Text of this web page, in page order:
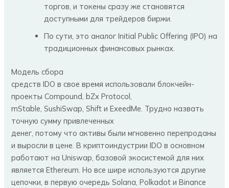
торгов, и токены сразу же становятся
доступными для трейдеров биржи.
По сути, это аналог Initial Public Offering (IPO) на
традиционных финансовых рынках.
Модель сбора
средств IDO в свое время использовали блокчейн-
проекты Compound, bZx Protocol,
mStable, SushiSwap, Shift и ExeedMe. Трудно назвать
точную сумму привлеченных
денег, потому что активы были мгновенно перепроданы
и выросли в цене. В криптоиндустрии IDO в основном
работают на Uniswap, базовой экосистемой для них
является Ethereum. Но все шире используются другие
цепочки, в первую очередь Solana, Polkadot и Binance